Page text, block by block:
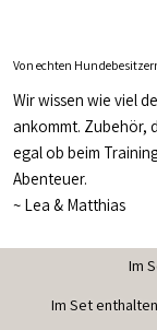
Von echten
Wir wissen wie viel
ankommt. Zubehör,
egal ob beim
Abenteuer.
~Lea & Matthias
Im
Im Set enthalten